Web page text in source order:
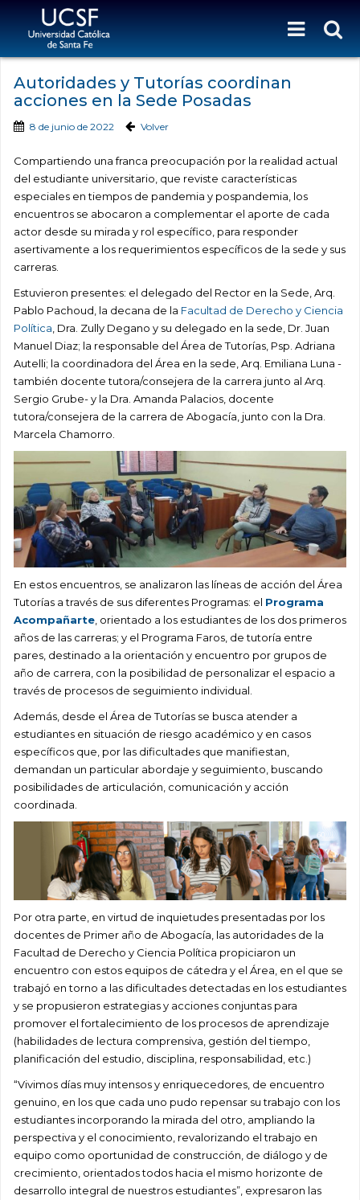
Autoridades y Tutorías coordinan
acciones en la Sede Posadas
8 de junio de 2022 Volver
Compartiendo una franca preocupación por la realidad actual
del estudiante universitario, que reviste características
especiales en tiempos de pandemia y pospandemia, los
encuentros se abocaron a complementar el aporte de cada
actor desde su mirada y rol específico, para responder
asertivamente a los requerimientos específicos de la sede y sus
carreras.
Estuvieron presentes: el delegado del Rector en la Sede, Arq.
Pablo Pachoud, la decana de la Facultad de Derecho y Ciencia
Política , Dra. Zully Degano y su delegado en la sede, Dr. Juan
Manuel Diaz; la responsable del Área de Tutorías, Psp. Adriana
Autelli; la coordinadora del Área en la sede, Arq. Emiliana Luna -
también docente tutora/consejera de la carrera junto al Arq.
Sergio Grube- y la Dra. Amanda Palacios, docente
tutora/consejera de la carrera de Abogacía, junto con la Dra.
Marcela Chamorro.
En estos encuentros, se analizaron las líneas de acción del Área
Tutorías a través de sus diferentes Programas: el Programa
Acompañarte , orientado a los estudiantes de los dos primeros
años de las carreras; y el Programa Faros, de tutoría entre
pares, destinado a la orientación y encuentro por grupos de
año de carrera, con la posibilidad de personalizar el espacio a
través de procesos de seguimiento individual.
Además, desde el Área de Tutorías se busca atender a
estudiantes en situación de riesgo académico y en casos
específicos que, por las dificultades que manifiestan,
demandan un particular abordaje y seguimiento, buscando
posibilidades de articulación, comunicación y acción
coordinada.
Por otra parte, en virtud de inquietudes presentadas por los
docentes de Primer año de Abogacía, las autoridades de la
Facultad de Derecho y Ciencia Política propiciaron un
encuentro con estos equipos de cátedra y el Área, en el que se
trabajó en torno a las dificultades detectadas en los estudiantes
y se propusieron estrategias y acciones conjuntas para
promover el fortalecimiento de los procesos de aprendizaje
(habilidades de lectura comprensiva, gestión del tiempo,
planificación del estudio, disciplina, responsabilidad, etc.)
“Vivimos días muy intensos y enriquecedores, de encuentro
genuino, en los que cada uno pudo repensar su trabajo con los
estudiantes incorporando la mirada del otro, ampliando la
perspectiva y el conocimiento, revalorizando el trabajo en
equipo como oportunidad de construcción, de diálogo y de
crecimiento, orientados todos hacia el mismo horizonte de
desarrollo integral de nuestros estudiantes”, expresaron las